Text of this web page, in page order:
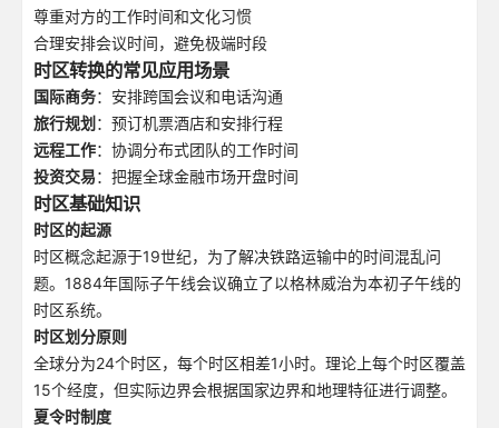
尊重对方的工作时间和文化习惯
合理安排会议时间，避免极端时段
时区转换的常见应用场景
国际商务：安排跨国会议和电话沟通
旅行规划 ：预订机票酒店和安排行程
远程工作：协调分布式团队的工作时间
投资交易：把握全球金融市场开盘时间
时区基础知识
时区的起源
时区概念起源于19世纪，为了解决铁路运输中的时间混乱问
题。1884年国际子午线会议确立了以格林威治为本初子午线的
时区系统。
时区划分原则
全球分为24个时区，每个时区相差1小时。理论上每个时区覆盖
15个经度，但实际边界会根据国家边界和地理特征进行调整。
夏令时制度